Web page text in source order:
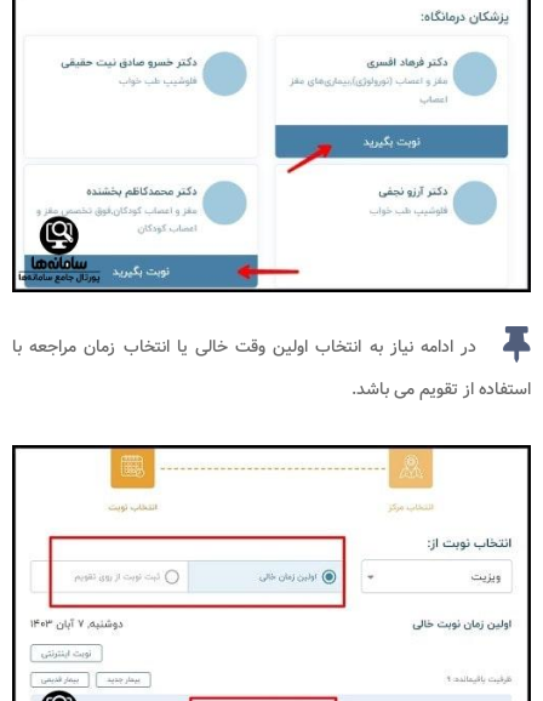
در ادامه نیاز به انتخاب اولین وقت خالی یا انتخاب زمان مراجعه با
استفاده از تقویم می باشد.